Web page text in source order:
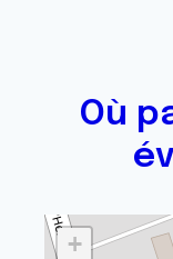
Où
+